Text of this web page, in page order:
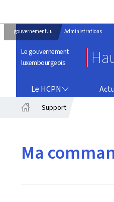
gouvernement.lu Administrations
Le gouvernement
luxembourgeois
Le HCPN
Support
Ma